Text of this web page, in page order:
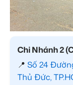
Chi Nhánh 2
📍 Số 24
Thủ Đức,